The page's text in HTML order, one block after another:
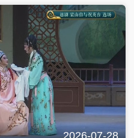
2026-07-28